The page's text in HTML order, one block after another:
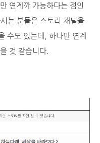
연계까 가능하다는 점인
는 분들은 스토리 채널을
수도 있는데, 하나만 연계
것 같습니다.